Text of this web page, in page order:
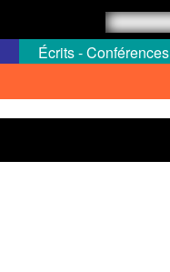
Écrits - Conférences